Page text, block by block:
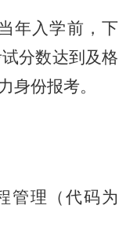
年入学前，下
分数达到及格
身份报考。
管理（代码为